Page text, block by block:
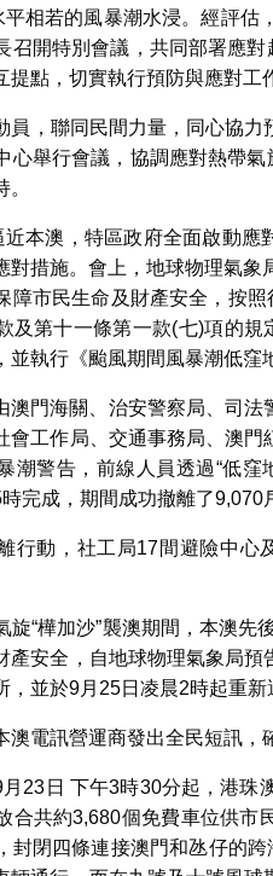
平相若的風暴潮水浸。經評
召開特別會議，共同部署應
提點，切實執行預防與應對
員，聯同民間力量，同心協力
心舉行會議，協調應對熱帶
近本澳，特區政府全面啟動
對措施。會上，地球物理氣
障市民生命及財產安全，按
及第十一條第一款(七)項的
並執行《颱風期間風暴潮低窪
澳門海關、治安警察局、司
會工作局、交通事務局、澳
潮警告，前線人員透過“低
完成，期間成功撤離了9,070
行動，社工局17間避險中心
旋“樺加沙”襲澳期間，本澳
產安全，自地球物理氣象局
，並於9月25日凌晨2時起重新
澳電訊營運商發出全民短訊
23日 下午3時30分起，港珠
合共約3,680個免費車位供
封閉四條連接澳門和氹仔的